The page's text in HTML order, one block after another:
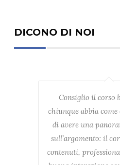
DICONO DI NOI
Consiglio il corso
chiunque abbia
di avere una
sull’argomento: il
contenuti,